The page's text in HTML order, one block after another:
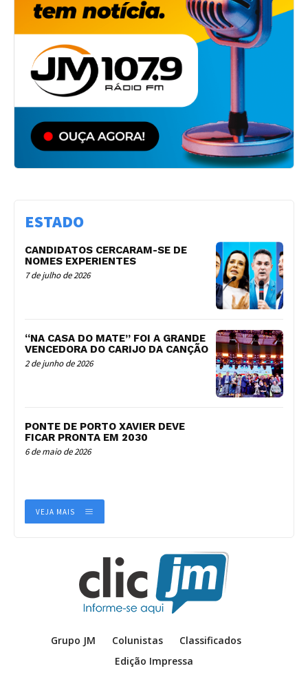
ESTADO
CANDIDATOS CERCARAM-SE DE
NOMES EXPERIENTES
7 de julho de 2026
“NA CASA DO MATE” FOI A GRANDE
VENCEDORA DO CARIJO DA CANÇÃO
2 de junho de 2026
PONTE DE PORTO XAVIER DEVE
FICAR PRONTA EM 2030
6 de maio de 2026
VEJA MAIS
Grupo JM Colunistas
Classificados
Edição Impressa